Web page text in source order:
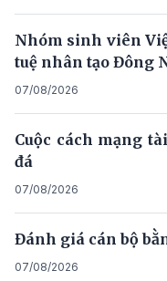
Nhóm sinh viên
tuệ nhân tạo Đông
07/08/2026
Cuộc cách mạng
đá
07/08/2026
Đánh giá cán bộ
07/08/2026